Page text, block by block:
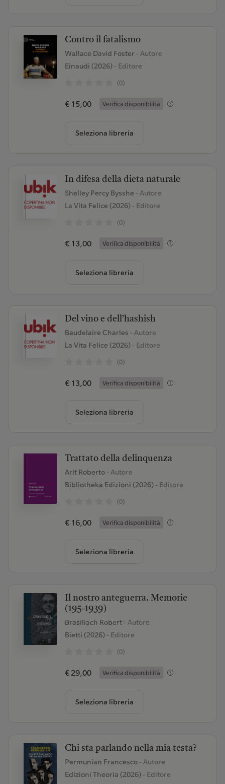
Contro il fatalismo
Wallace David Foster - Autore
Einaudi (2026)- Editore
(0)
€ 15,00 Verifica disponibilità
Seleziona libreria
In difesa della dieta naturale
Shelley Percy Bysshe - Autore
La Vita Felice (2026)- Editore
(0)
€ 13,00 Verifica disponibilità
Seleziona libreria
Del vino e dell’hashish
Baudelaire Charles - Autore
La Vita Felice (2026)- Editore
(0)
€ 13,00 Verifica disponibilità
Seleziona libreria
Trattato della delinquenza
Arlt Roberto - Autore
Bibliotheka Edizioni (2026)- Editore
(0)
€ 16,00 Verifica disponibilità
Seleziona libreria
Il nostro anteguerra. Memorie
(195-1939)
Brasillach Robert - Autore
Bietti (2026)- Editore
(0)
€ 29,00 Verifica disponibilità
Seleziona libreria
Chi sta parlando nella mia testa?
Permunian Francesco - Autore
Edizioni Theoria (2026)- Editore